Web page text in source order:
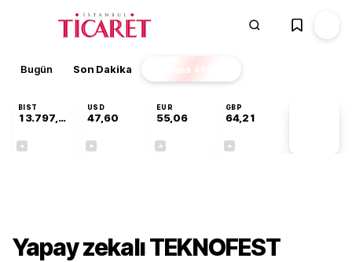
Bugün Son Dakika Finans EKSTRA
BIST
13.797,21
USD
47,60
EUR
55,06
GBP
64,21
Yapay zekalı TEKNOFEST